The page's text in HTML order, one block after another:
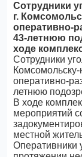
Сотрудники
г.
оперативно-
43-летнюю
ходе
Сотрудники
оперативно-
летнюю
В ходе
мероприятий
местной
Оперативники